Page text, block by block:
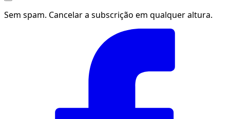
Sem spam. Cancelar a subscrição em qualquer altura.